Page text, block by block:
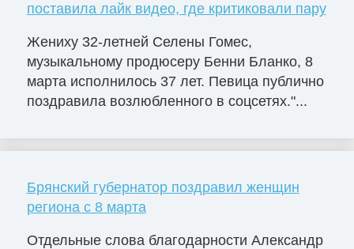
поставила лайк видео, где критиковали пару
Жениху 32-летней Селены Гомес,
музыкальному продюсеру Бенни Бланко, 8
марта исполнилось 37 лет. Певица публично
поздравила возлюбленного в соцсетях."...
Брянский губернатор поздравил женщин
региона с 8 марта
Отдельные слова благодарности Александр